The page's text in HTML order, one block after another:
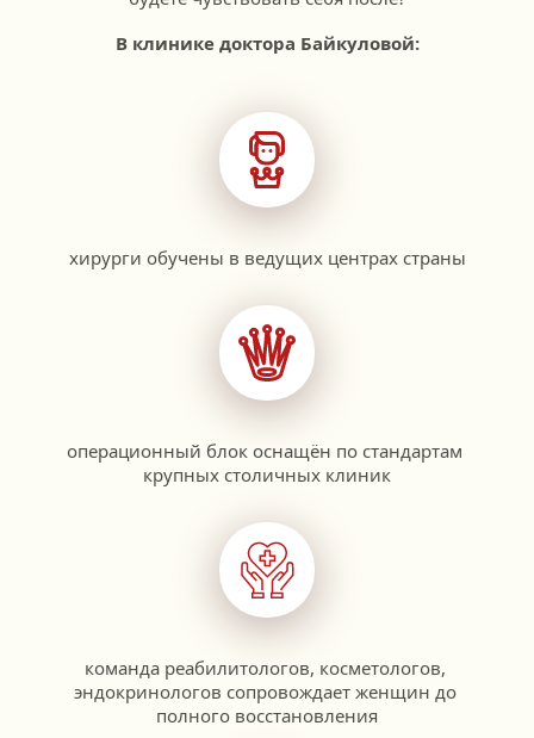
В клинике доктора Байкуловой:
хирурги обучены в ведущих центрах страны
операционный блок оснащён по стандартам
крупных столичных клиник
команда реабилитологов, косметологов,
эндокринологов сопровождает женщин до
полного восстановления